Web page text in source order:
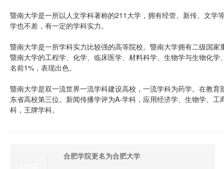
暨南大学是一所以人文学科著称的211大学，拥有经管、新传、文
学也不差，有一定的学科实力。
暨南大学是一所学科实力比较强的高等院校。暨南大学拥有二级国
暨南大学的工程学、化学、临床医学、材料科学、生物学与生物化
名前1%，表现出色。
暨南大学是双一流世界一流学科建设高校，一流学科为药学。在教
东省高校第三位。新闻传播学评为A-学科，应用经济学、生物学、
科，王牌学科。
合肥学院更名为合肥大学